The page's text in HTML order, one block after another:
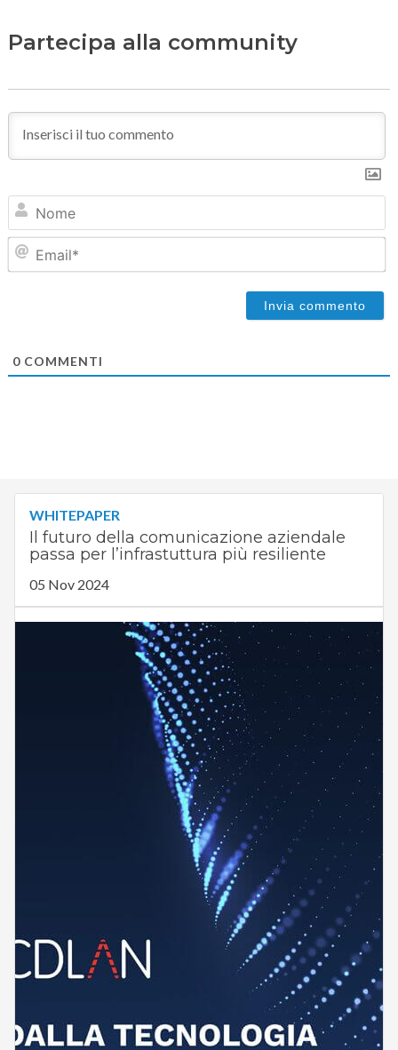
Partecipa alla community
0COMMENTI
WHITEPAPER
Il futuro della comunicazione aziendale
passa per l’infrastuttura più resiliente
05 Nov 2024